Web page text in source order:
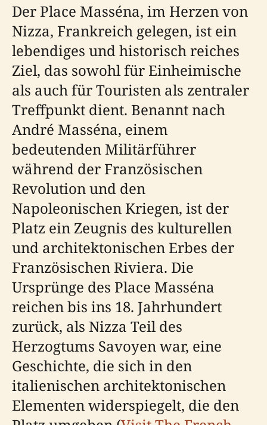
Der Place Masséna, im Herzen von
Nizza, Frankreich gelegen, ist ein
lebendiges und historisch reiches
Ziel, das sowohl für Einheimische
als auch für Touristen als zentraler
Treffpunkt dient. Benannt nach
André Masséna, einem
bedeutenden Militärführer
während der Französischen
Revolution und den
Napoleonischen Kriegen, ist der
Platz ein Zeugnis des kulturellen
und architektonischen Erbes der
Französischen Riviera. Die
Ursprünge des Place Masséna
reichen bis ins 18. Jahrhundert
zurück, als Nizza Teil des
Herzogtums Savoyen war, eine
Geschichte, die sich in den
italienischen architektonischen
Elementen widerspiegelt, die den